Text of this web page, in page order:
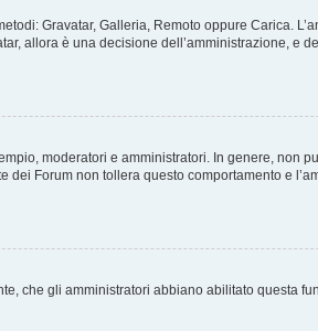
Gravatar, Galleria, Remoto oppure Carica.
allora è una decisione dell’amministrazione, e
moderatori e amministratori. In genere, non
Forum non tollera questo comportamento e
che gli amministratori abbiano abilitato questa